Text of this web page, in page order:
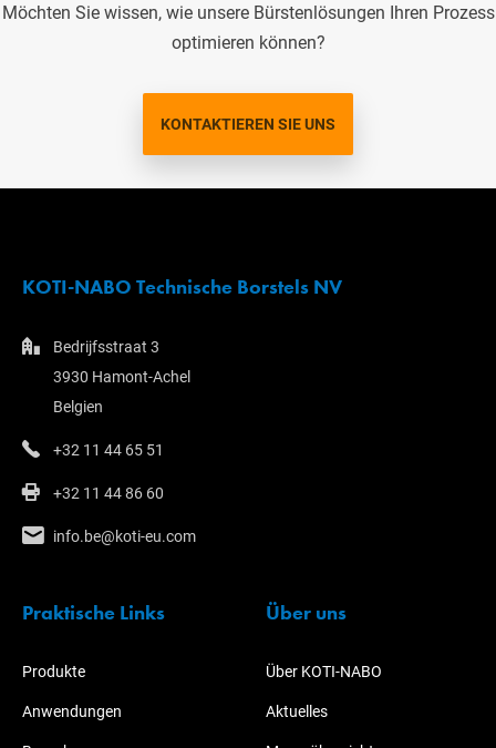
Möchten Sie wissen, wie unsere Bürstenlösungen Ihren Prozess
optimieren können?
KONTAKTIEREN SIE UNS
KOTI-NABO Technische Borstels NV
Bedrijfsstraat 3
3930 Hamont-Achel
Belgien
+32 11 44 65 51
+32 11 44 86 60
info.be@koti-eu.com
Praktische Links
Produkte
Anwendungen
Über uns
Über KOTI-NABO
Aktuelles